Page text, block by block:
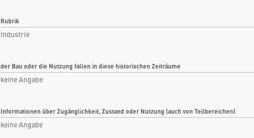
Rubrik
Industrie
der Bau oder die Nutzung fallen in diese historischen Zeiträume
keine Angabe
Informationen über Zugänglichkeit, Zustand oder Nutzung (auch von Teilbereichen)
keine Angabe